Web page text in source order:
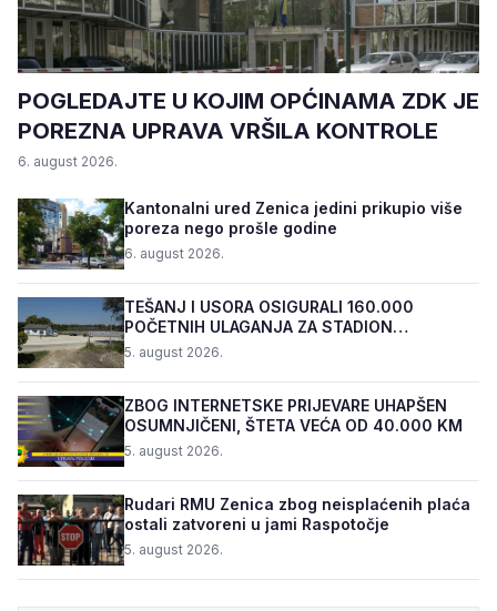
POGLEDAJTE U KOJIM OPĆINAMA ZDK JE
POREZNA UPRAVA VRŠILA KONTROLE
6. august 2026.
Kantonalni ured Zenica jedini prikupio više
poreza nego prošle godine
6. august 2026.
TEŠANJ I USORA OSIGURALI 160.000
POČETNIH ULAGANJA ZA STADION
„TOPOLIK“
5. august 2026.
ZBOG INTERNETSKE PRIJEVARE UHAPŠEN
OSUMNJIČENI, ŠTETA VEĆA OD 40.000 KM
5. august 2026.
Rudari RMU Zenica zbog neisplaćenih plaća
ostali zatvoreni u jami Raspotočje
5. august 2026.